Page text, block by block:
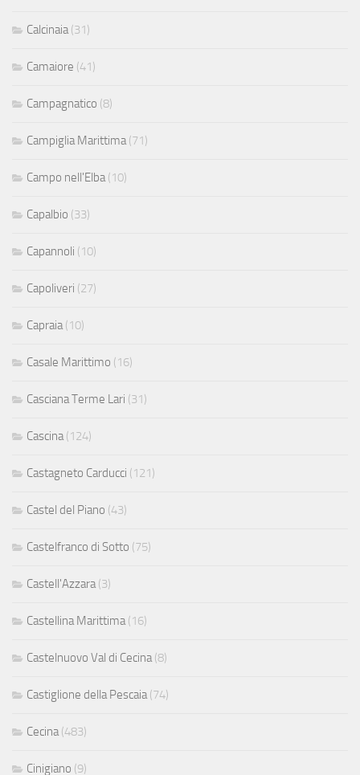
Calcinaia (31)
Camaiore (41)
Campagnatico (8)
Campiglia Marittima (71)
Campo nell'Elba (10)
Capalbio (33)
Capannoli (10)
Capoliveri (27)
Capraia (10)
Casale Marittimo (16)
Casciana Terme Lari (31)
Cascina (124)
Castagneto Carducci (121)
Castel del Piano (43)
Castelfranco di Sotto (75)
Castell'Azzara (3)
Castellina Marittima (16)
Castelnuovo Val di Cecina (8)
Castiglione della Pescaia (74)
Cecina (483)
Cinigiano (9)